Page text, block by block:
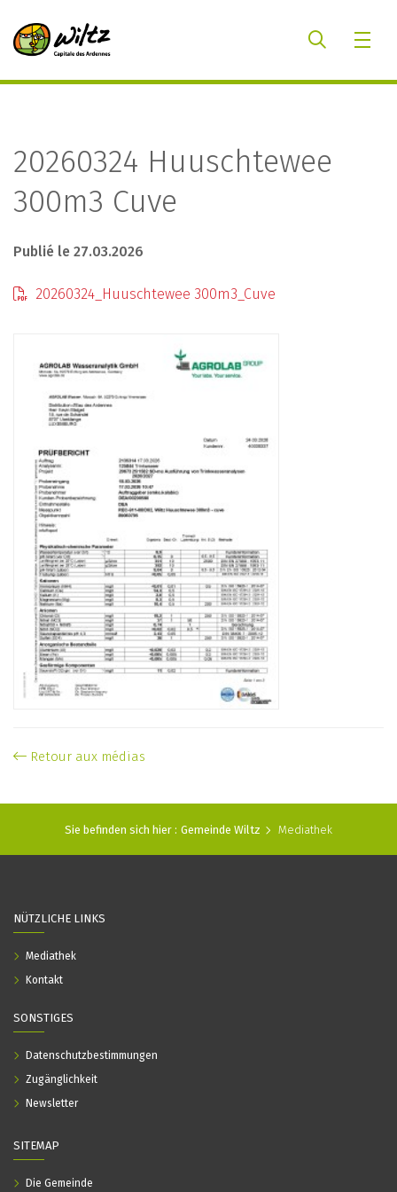
20260324 Huuschtewee
300m3 Cuve
Publié le 27.03.2026
20260324_Huuschtewee 300m3_Cuve
Retour aux médias
Sie befinden sich hier : Gemeinde Wiltz Mediathek
SITEMAP
Die Gemeinde
NÜTZLICHE LINKS
Mediathek
Kontakt
SONSTIGES
Datenschutzbestimmungen
Zugänglichkeit
Newsletter